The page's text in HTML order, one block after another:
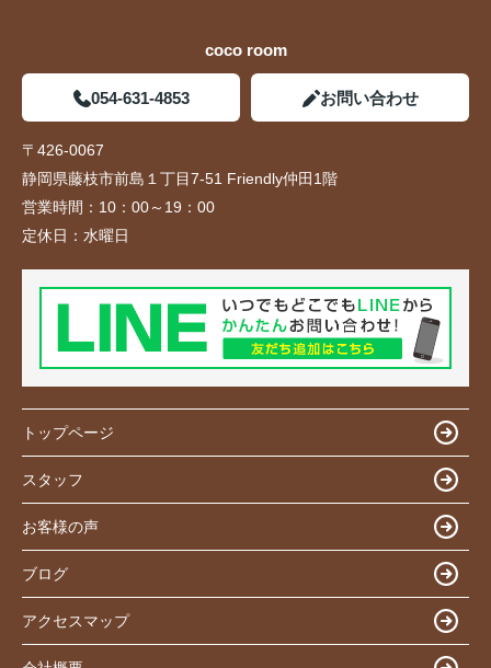
coco room
054-631-4853 お問い合わせ
〒426-0067
静岡県藤枝市前島１丁目7-51 Friendly仲田1階
営業時間： 10：00～19：00
定休日： 水曜日
トップページ
スタッフ
お客様の声
ブログ
アクセスマップ